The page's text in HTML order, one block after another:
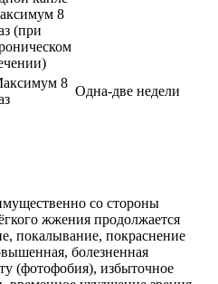
8
(при
8
Одна-две недели
со стороны
жжения продолжается
покалывание, покраснение
болезненная
(фотофобия), избыточное